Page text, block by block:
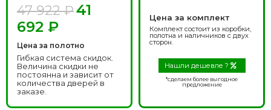
47 922₽41
692 ₽
Цена за полотно
Гибкая система скидок.
Величина скидки не
постоянна и зависит от
количества дверей в
заказе.
Цена за комплект
Комплект состоит из коробки,
полотна и наличников с двух
сторон.
Нашли дешевле ?
*сделаем более выгодное
предложение